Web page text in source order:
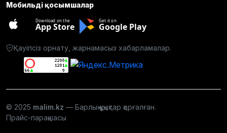
Мобильді қосымшалар
Download on the
App Store
Get it on
Google Play
Қауіпсіз орнату, жарнамасыз хабарламалар.
© 2025 malim.kz — Барлық құқықтар қорғалған.
Прайс-парақшасы